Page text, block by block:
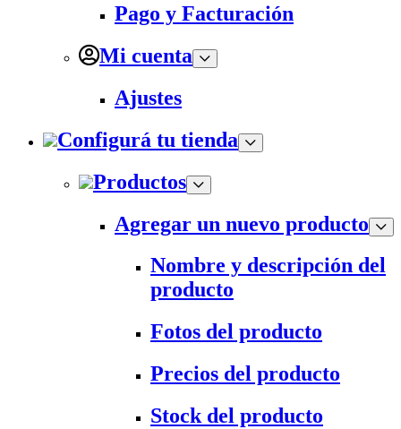
Pago y Facturación
Mi cuenta
Ajustes
Configurá tu tienda
Productos
Agregar un nuevo producto
Nombre y descripción del
producto
Fotos del producto
Precios del producto
Stock del producto